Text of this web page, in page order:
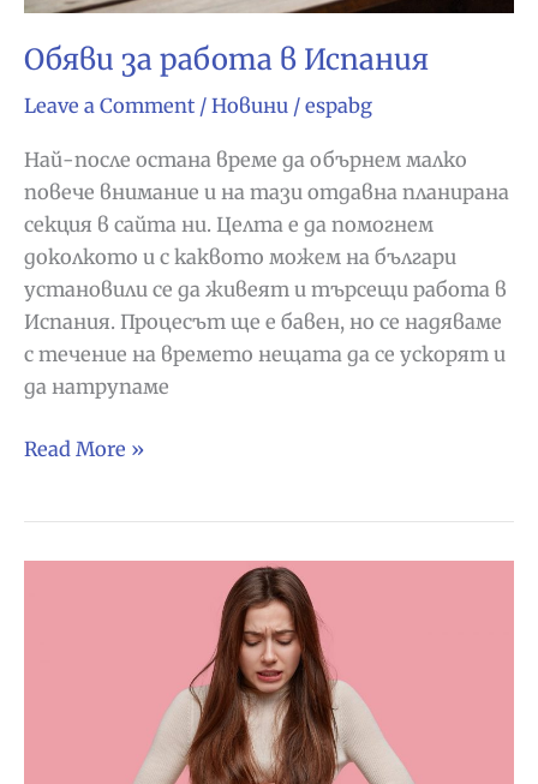
Обяви за работа в Испания
Leave a Comment / Новини / espabg
Най-после остана време да обърнем малко
повече внимание и на тази отдавна планирана
секция в сайта ни. Целта е да помогнем
доколкото и с каквото можем на българи
установили се да живеят и търсещи работа в
Испания. Процесът ще е бавен, но се надяваме
с течение на времето нещата да се ускорят и
да натрупаме
Обяви
Read More »